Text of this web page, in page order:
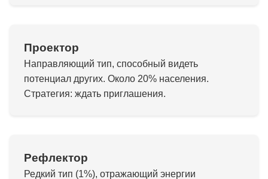
Проектор
Направляющий тип, способный видеть
потенциал других. Около 20% населения.
Стратегия: ждать приглашения.
Рефлектор
Редкий тип (1%), отражающий энергии